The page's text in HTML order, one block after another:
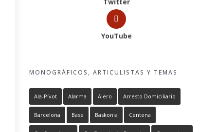
Twitter
YouTube
MONOGRÁFICOS, ARTICULISTAS Y TEMAS
Ala-Pívot Alarma Alero Arresto Domiciliario
Barcelona Base Baskonia Centena